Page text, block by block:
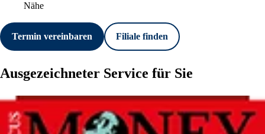
Nähe
Termin vereinbaren Filiale finden
Ausgezeichneter Service für Sie